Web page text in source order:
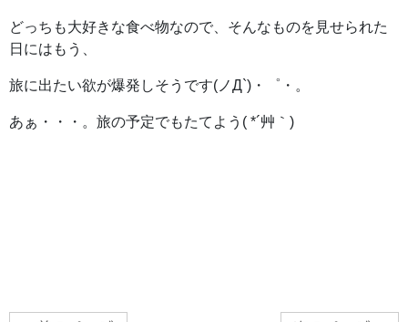
どっちも大好きな食べ物なので、そんなものを見せられた
日にはもう、
旅に出たい欲が爆発しそうです(ノД`)・゜・。
あぁ・・・。旅の予定でもたてよう( *´艸｀)